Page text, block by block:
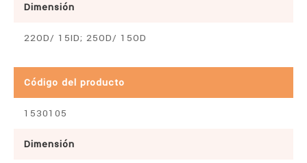
Dimensión
22OD/ 15ID; 25OD/ 15OD
Código del producto
1530105
Dimensión